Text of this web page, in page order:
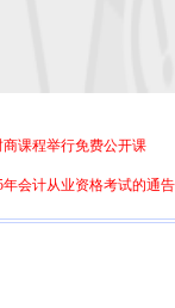
商课程举行免费公开课
年会计从业资格考试的通告